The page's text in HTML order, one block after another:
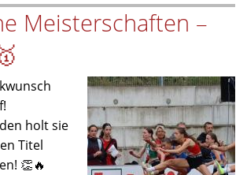
Meisterschaften –
holt sie
Titel
👏🔥